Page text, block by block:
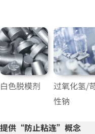
白色脱模剂
过氧化氢/
性钠
提供“防止粘连”概念